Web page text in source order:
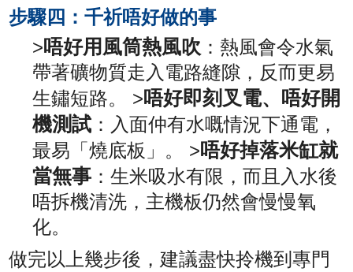
步驟四：千祈唔好做的事
>唔好用風筒熱風吹 ：熱風會令水氣
帶著礦物質走入電路縫隙，反而更易
生鏽短路。 >唔好即刻叉電、唔好開
機測試 ：入面仲有水嘅情況下通電，
最易「燒底板」。 >唔好掉落米缸就
當無事 ：生米吸水有限，而且入水後
唔拆機清洗，主機板仍然會慢慢氧
化。
做完以上幾步後，建議盡快拎機到專門